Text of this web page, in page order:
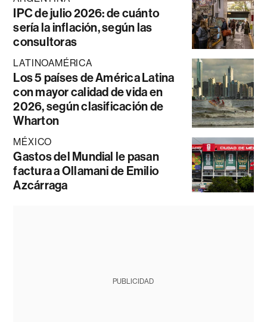
IPC de julio 2026: de cuánto
sería la inflación, según las
consultoras
LATINOAMÉRICA
Los 5 países de América Latina
con mayor calidad de vida en
2026, según clasificación de
Wharton
MÉXICO
Gastos del Mundial le pasan
factura a Ollamani de Emilio
Azcárraga
PUBLICIDAD